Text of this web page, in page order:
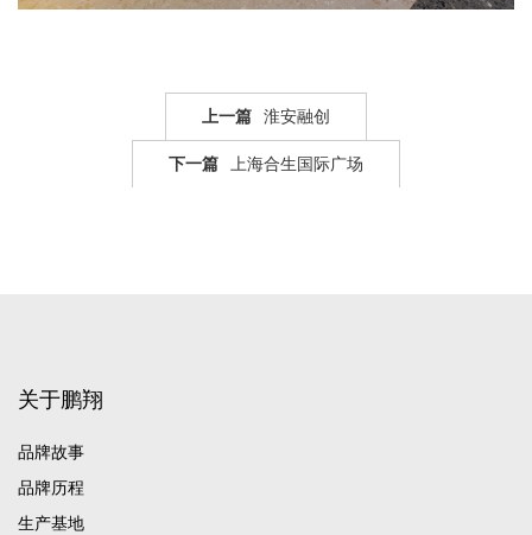
上一篇 淮安融创
下一篇 上海合生国际广场
关于鹏翔
品牌故事
品牌历程
生产基地